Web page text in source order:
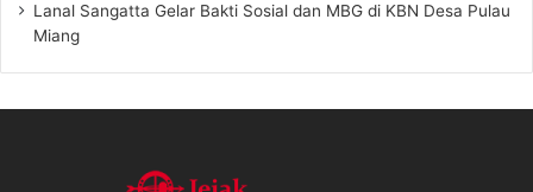
Lanal Sangatta Gelar Bakti Sosial dan MBG di KBN Desa Pulau
Miang